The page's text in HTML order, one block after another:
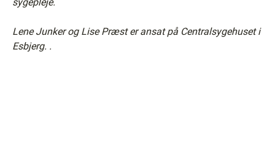
Lene Junker og Lise Præst er ansat på Centralsygehuset i
Esbjerg. .